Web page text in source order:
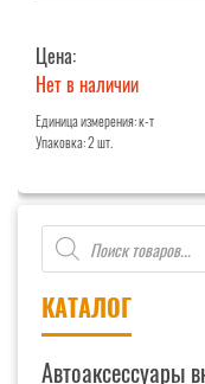
Поиск
товаров
КАТАЛОГ
Автоаксессуары
Цена:
Нет в наличии
Единица измерения: к-т
Упаковка: 2 шт.